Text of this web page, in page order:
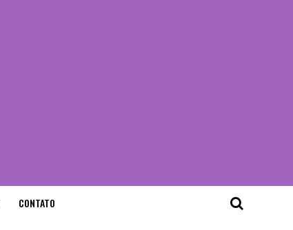
CONTATO